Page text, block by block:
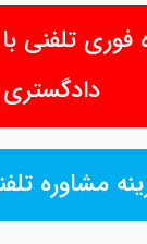
فوری تلفنی
دادگستری
مشاوره